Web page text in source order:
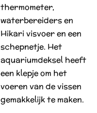
thermometer,
waterbereiders en
Hikari visvoer en een
schepnetje. Het
aquariumdeksel heeft
een klepje om het
voeren van de vissen
gemakkelijk te maken.